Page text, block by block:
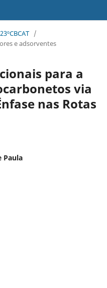
/
e adsorventes
para a
via
nas Rotas
Paula